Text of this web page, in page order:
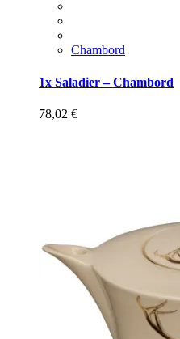
Chambord
1x Saladier – Chambord
78,02 €